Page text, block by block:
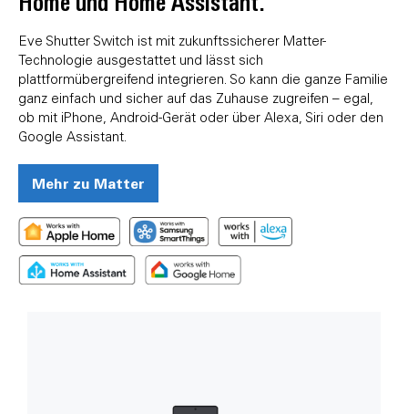
Eve Shutter Switch ist mit zukunftssicherer Matter-
Technologie ausgestattet und lässt sich
plattformübergreifend integrieren. So kann die ganze Familie
ganz einfach und sicher auf das Zuhause zugreifen – egal,
ob mit iPhone, Android-Gerät oder über Alexa, Siri oder den
Google Assistant.
Mehr zu Matter